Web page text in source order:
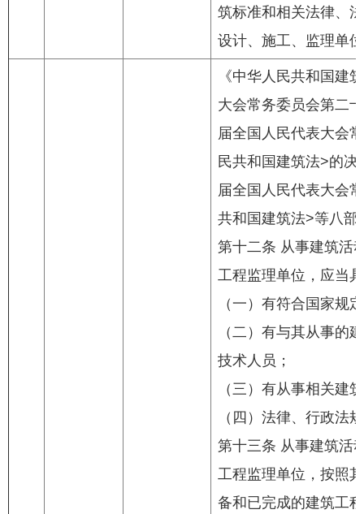
筑标准和相关法律、
设计、施工、监理单
《中华人民共和国建
大会常务委员会第二
届全国人民代表大会
民共和国建筑法>的
届全国人民代表大会
共和国建筑法>等八
第十二条 从事建筑活
工程监理单位，应当
（一）有符合国家规
（二）有与其从事的
技术人员；
（三）有从事相关建
（四）法律、行政法
第十三条 从事建筑活
工程监理单位，按照
备和已完成的建筑工